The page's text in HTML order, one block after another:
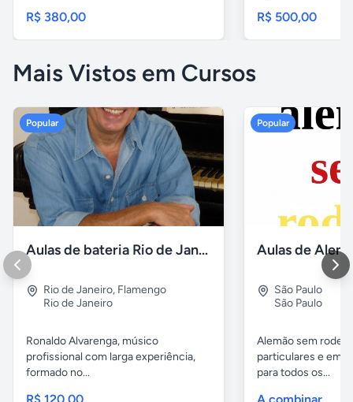
R$ 380,00 R$ 500,00
Mais Vistos em Cursos
Popular
Aulas de bateria Rio de Janeiro
Rio de Janeiro, Flamengo
Rio de Janeiro
Ronaldo Alvarenga, músico
profissional com larga experiência,
formado no...
Popular
São Paulo
São Paulo
Alemão sem
particulares e em
para todos os...